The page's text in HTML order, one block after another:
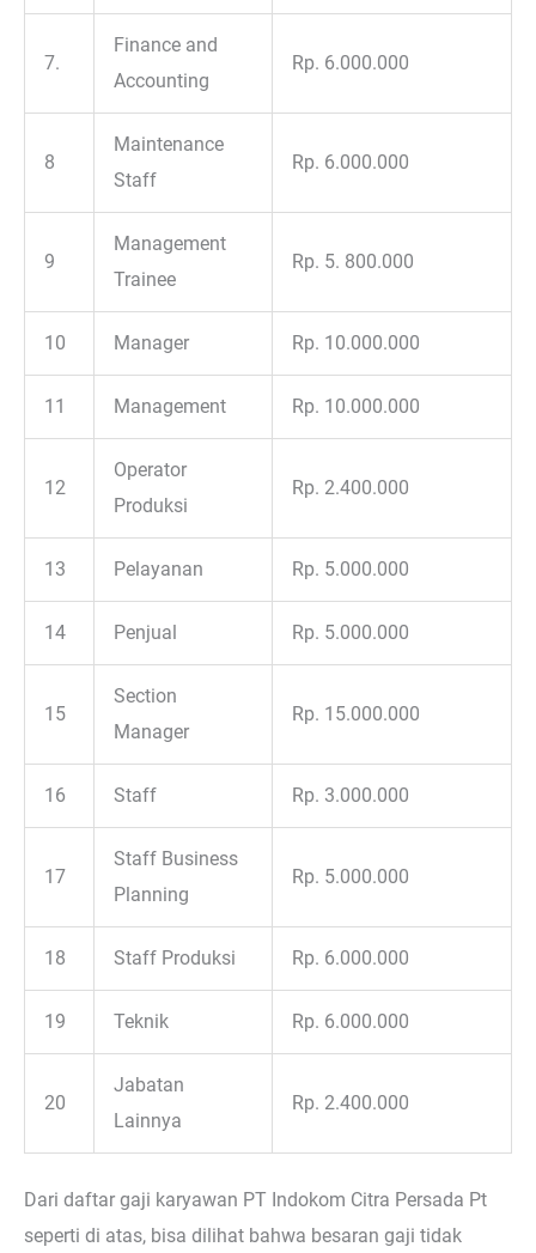
7.
Finance and
Accounting
Rp. 6.000.000
8
Maintenance
Staff
Rp. 6.000.000
9
Management
Trainee
Rp. 5. 800.000
10 Manager Rp. 10.000.000
11 Management Rp. 10.000.000
12
Operator
Produksi
Rp. 2.400.000
13 Pelayanan Rp. 5.000.000
14 Penjual Rp. 5.000.000
15
Section
Manager
Rp. 15.000.000
16 Staff Rp. 3.000.000
17
Staff Business
Planning
Rp. 5.000.000
18 Staff Produksi Rp. 6.000.000
19 Teknik Rp. 6.000.000
20
Jabatan
Lainnya
Rp. 2.400.000
Dari daftar gaji karyawan PT Indokom Citra Persada Pt
seperti di atas, bisa dilihat bahwa besaran gaji tidak